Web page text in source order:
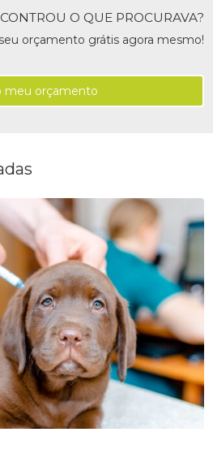
O QUE PROCURAVA?
orçamento grátis agora mesmo!
meu orçamento